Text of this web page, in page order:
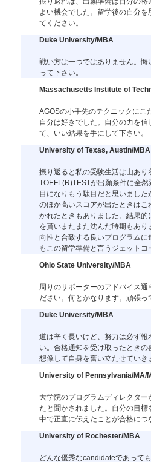
よい機会でした。留学後の自分
てください。
Duke University/MBA
戦い方は一つではありません。
って下さい。
Massachusetts Institute of
AGOSの小手先のテクニックにこ
自分は好きでした。自分の力を
て、いい結果を手にして下さい。
University of Texas, Austin/MBA
振り返ると私の受験生活は山あり
TOEFL(R)TESTが出願条件に全
目になりもう駄目だと思いまし
のほか高いスコアが出たときは
かれたときもありました。結果
を貰いまたまた沈んだ時期もあ
向性と合致する良いプログラムに
もこの留学準備と言うジェットコ
Ohio State University/MBA
周りのサポーターのアドバイス通
ださい。何とかなります。頑張っ
Duke University/MBA
道は辛く長いけど、努力は必ず報
い。合格通知を受け取ったとき
想像して自身を奮い立たせていき
University of Pennsylvania/MA/
大学院のプログラムディレクタ
たと聞かされました。自分の目
中で正直に伝えたことが合格につ
University of Rochester/MBA
どんな優秀なcandidateであって